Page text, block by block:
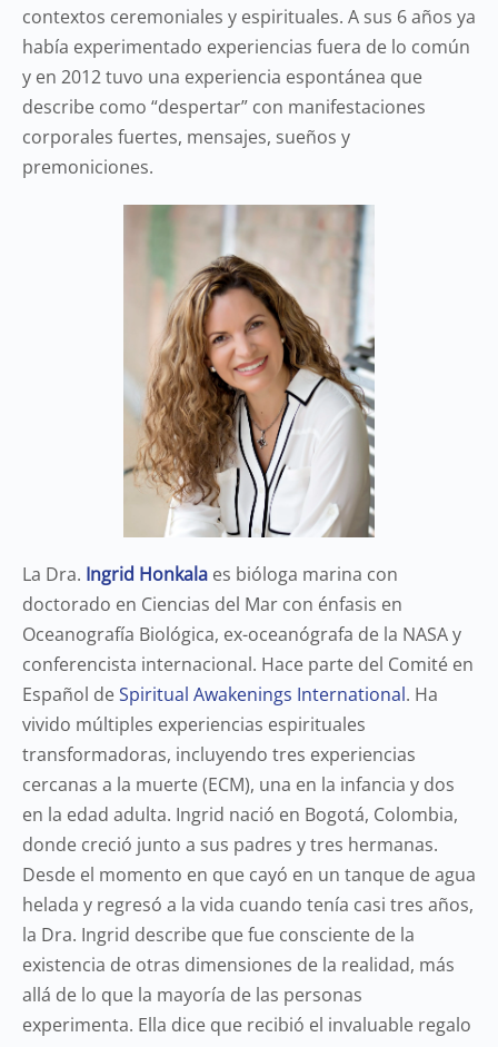
contextos ceremoniales y espirituales. A sus 6 años ya
había experimentado experiencias fuera de lo común
y en 2012 tuvo una experiencia espontánea que
describe como “despertar” con manifestaciones
corporales fuertes, mensajes, sueños y
premoniciones.
La Dra. Ingrid Honkala es bióloga marina con
doctorado en Ciencias del Mar con énfasis en
Oceanografía Biológica, ex-oceanógrafa de la NASA y
conferencista internacional. Hace parte del Comité en
Español deSpiritual Awakenings International. Ha
vivido múltiples experiencias espirituales
transformadoras, incluyendo tres experiencias
cercanas a la muerte (ECM), una en la infancia y dos
en la edad adulta. Ingrid nació en Bogotá, Colombia,
donde creció junto a sus padres y tres hermanas.
Desde el momento en que cayó en un tanque de agua
helada y regresó a la vida cuando tenía casi tres años,
la Dra. Ingrid describe que fue consciente de la
existencia de otras dimensiones de la realidad, más
allá de lo que la mayoría de las personas
experimenta. Ella dice que recibió el invaluable regalo